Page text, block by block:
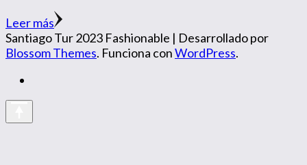
Leer más
Santiago Tur 2023 Fashionable | Desarrollado por
Blossom Themes. Funciona conWordPress.